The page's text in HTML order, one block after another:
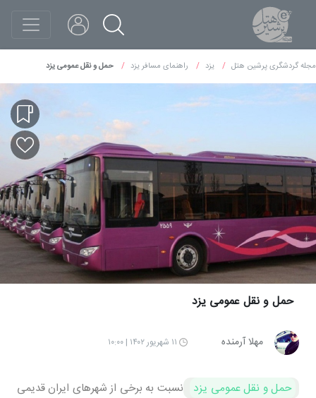
مجله گردشگری پرشین هتل یزد راهنمای مسافر یزد حمل و نقل عمومی یزد
حمل و نقل عمومی یزد
مهلا آرمنده ۱۱ شهریور ۱۴۰۲ | ۱۰:۰۰
حمل و نقل عمومی یزد
نسبت به برخی از شهرهای ایران قدیمی